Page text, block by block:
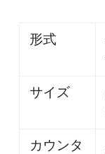
形式
サイズ
カウンタ